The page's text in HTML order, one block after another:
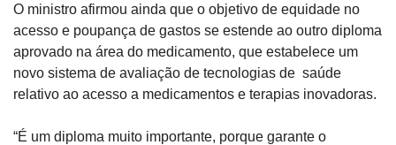
O ministro afirmou ainda que o objetivo de equidade no
acesso e poupança de gastos se estende ao outro diploma
aprovado na área do medicamento, que estabelece um
novo sistema de avaliação de tecnologias de  saúde
relativo ao acesso a medicamentos e terapias inovadoras.
“É um diploma muito importante, porque garante o